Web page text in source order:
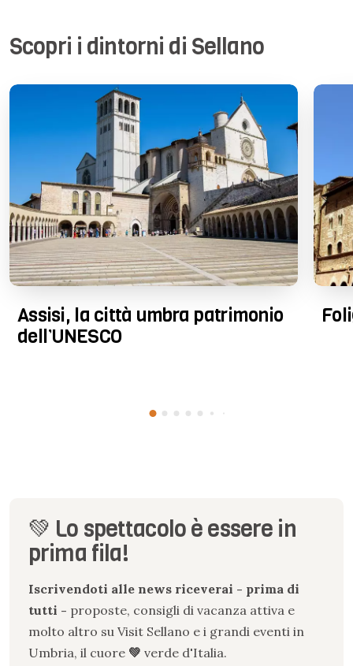
Scopri i dintorni di Sellano
Assisi, la città umbra patrimonio
dell’UNESCO
💚 Lo spettacolo è essere in
prima fila!
Iscrivendoti alle news riceverai - prima di
tutti - proposte, consigli di vacanza attiva e
molto altro su Visit Sellano e i grandi eventi in
Umbria, il cuore 💚 verde d'Italia.